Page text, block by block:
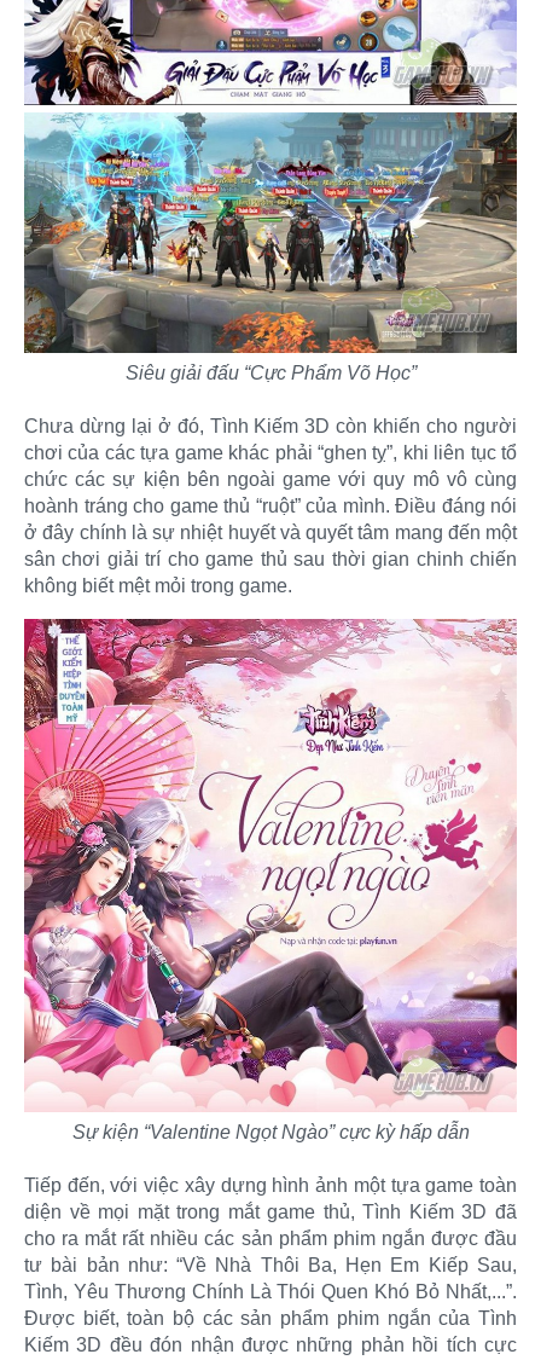
Siêu giải đấu “Cực Phẩm Võ Học”
Chưa dừng lại ở đó, Tình Kiếm 3D còn khiến cho người
chơi của các tựa game khác phải “ghen tỵ”, khi liên tục tổ
chức các sự kiện bên ngoài game với quy mô vô cùng
hoành tráng cho game thủ “ruột” của mình. Điều đáng nói
ở đây chính là sự nhiệt huyết và quyết tâm mang đến một
sân chơi giải trí cho game thủ sau thời gian chinh chiến
không biết mệt mỏi trong game.​
Sự kiện “Valentine Ngọt Ngào” cực kỳ hấp dẫn
Tiếp đến, với việc xây dựng hình ảnh một tựa game toàn
diện về mọi mặt trong mắt game thủ, Tình Kiếm 3D đã
cho ra mắt rất nhiều các sản phẩm phim ngắn được đầu
tư bài bản như: “Về Nhà Thôi Ba, Hẹn Em Kiếp Sau,
Tình, Yêu Thương Chính Là Thói Quen Khó Bỏ Nhất,...”.
Được biết, toàn bộ các sản phẩm phim ngắn của Tình
Kiếm 3D đều đón nhận được những phản hồi tích cực